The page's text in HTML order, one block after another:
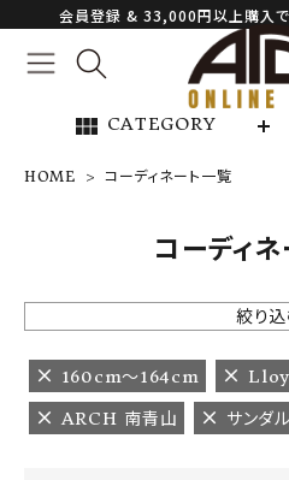
会員登録 & 33,000円以上購入で
view_module CATEGORY
NEW ARRIVAL
ARCH EXCLUSIVE
BRAND
CATEGORY
HOME コーディネート一覧
コーディ
絞り
160cm〜164cm
ARCH 南青山
サンダル